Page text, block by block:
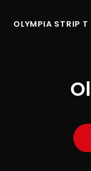
OLYMPIA STRIP T